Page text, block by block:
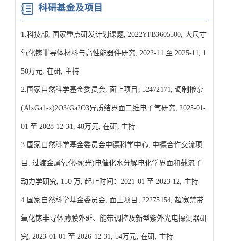
科研基金及项目
1.科技部, 国家重点研发计划课题, 2022YFB3605500, 大尺寸
氧化镓半导体材料与高性能器件研究, 2022-11 至 2025-11, 1
50万元, 在研, 主持
2.国家自然科学基金委员会, 面上项目, 52472171, 调制掺杂
(AlxGa1-x)2O3/Ga2O3异质结界面二维电子气研究, 2025-01-
01 至 2028-12-31, 48万元, 在研, 主持
3.国家自然科学基金委员会中德科学中心, 中德合作交流项
目, 过渡金属氧化物(光)电催化水分解电化学界面和载流子
动力学研究, 150 万, 起止时间：2021-01 至 2023-12, 主持
4.国家自然科学基金委员会, 面上项目, 22275154, 超宽禁带
氧化镓半导体薄膜外延、能带调控及新型紫外光电探测器研
究, 2023-01-01 至 2026-12-31, 54万元, 在研, 主持